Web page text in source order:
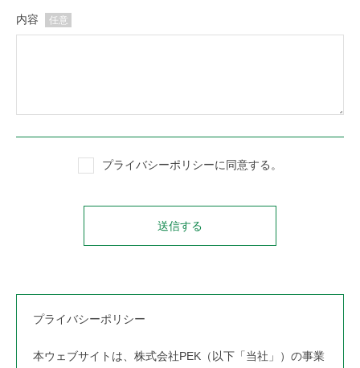
内容 任意
プライバシーポリシーに同意する。
プライバシーポリシー
本ウェブサイトは、株式会社PEK（以下「当社」）の事業